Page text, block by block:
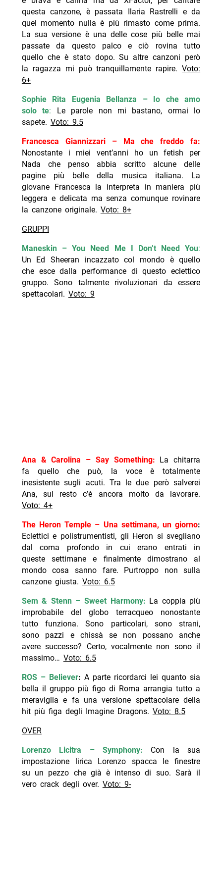
questa canzone, è passata Ilaria Rastrelli e da
quel momento nulla è più rimasto come prima.
La sua versione è una delle cose più belle mai
passate da questo palco e ciò rovina tutto
quello che è stato dopo. Su altre canzoni però
la ragazza mi può tranquillamente rapire.Voto:
6+
Sophie Rita Eugenia Bellanza – Io che amo
solo te: Le parole non mi bastano, ormai lo
sapete. Voto: 9.5
Francesca Giannizzari – Ma che freddo fa:
Nonostante i miei vent’anni ho un fetish per
Nada che penso abbia scritto alcune delle
pagine più belle della musica italiana. La
giovane Francesca la interpreta in maniera più
leggera e delicata ma senza comunque rovinare
la canzone originale. Voto: 8+
GRUPPI
Maneskin – You Need Me I Don’t Need You:
Un Ed Sheeran incazzato col mondo è quello
che esce dalla performance di questo eclettico
gruppo. Sono talmente rivoluzionari da essere
spettacolari. Voto: 9
Ana & Carolina – Say Something: La chitarra
fa quello che può, la voce è totalmente
inesistente sugli acuti. Tra le due però salverei
Ana, sul resto c’è ancora molto da lavorare.
Voto: 4+
The Heron Temple – Una settimana, un giorno:
Eclettici e polistrumentisti, gli Heron si svegliano
dal coma profondo in cui erano entrati in
queste settimane e finalmente dimostrano al
mondo cosa sanno fare. Purtroppo non sulla
canzone giusta. Voto: 6.5
Sem & Stenn – Sweet Harmony: La coppia più
improbabile del globo terracqueo nonostante
tutto funziona. Sono particolari, sono strani,
sono pazzi e chissà se non possano anche
avere successo? Certo, vocalmente non sono il
massimo… Voto: 6.5
ROS – Believer: A parte ricordarci lei quanto sia
bella il gruppo più figo di Roma arrangia tutto a
meraviglia e fa una versione spettacolare della
hit più figa degli Imagine Dragons. Voto: 8.5
OVER
Lorenzo Licitra – Symphony:
Con la sua
impostazione lirica Lorenzo spacca le finestre
su un pezzo che già è intenso di suo. Sarà il
vero crack degli over. Voto: 9-